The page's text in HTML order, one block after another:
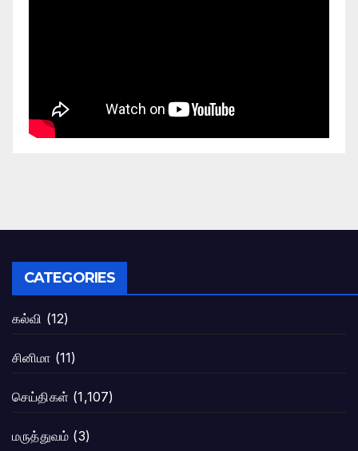
CATEGORIES
கல்வி (12)
சினிமா (11)
செய்திகள் (1,107)
மருத்துவம் (3)